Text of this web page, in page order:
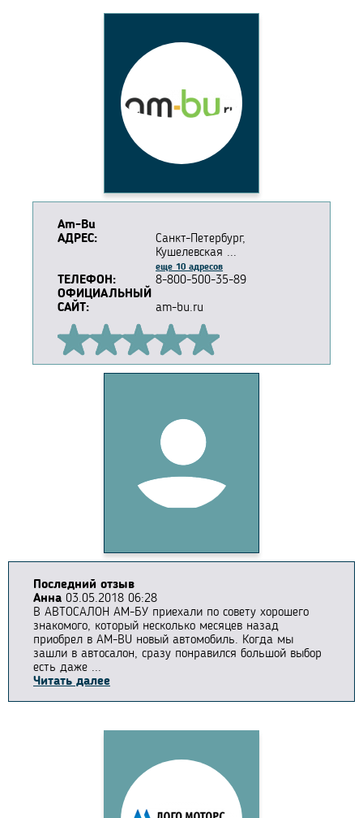
Am-Bu
АДРЕС:
Санкт-Петербург,
Кушелевская ...
еще 10 адресов
ТЕЛЕФОН:
8-800-500-35-89
ОФИЦИАЛЬНЫЙ
САЙТ:
am-bu.ru
Последний отзыв
Анна 03.05.2018 06:28
В АВТОСАЛОН АМ-БУ приехали по совету хорошего
знакомого, который несколько месяцев назад
приобрел в AM-BU новый автомобиль. Когда мы
зашли в автосалон, сразу понравился большой выбор
есть даже ...
Читать далее